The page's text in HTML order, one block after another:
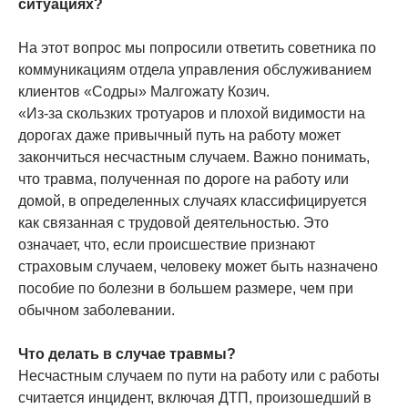
ситуациях?
На этот вопрос мы попросили ответить советника по
коммуникациям отдела управления обслуживанием
клиентов «Содры» Малгожату Козич.
«Из-за скользких тротуаров и плохой видимости на
дорогах даже привычный путь на работу может
закончиться несчастным случаем. Важно понимать,
что травма, полученная по дороге на работу или
домой, в определенных случаях классифицируется
как связанная с трудовой деятельностью. Это
означает, что, если происшествие признают
страховым случаем, человеку может быть назначено
пособие по болезни в большем размере, чем при
обычном заболевании.
Что делать в случае травмы?
Несчастным случаем по пути на работу или с работы
считается инцидент, включая ДТП, произошедший в